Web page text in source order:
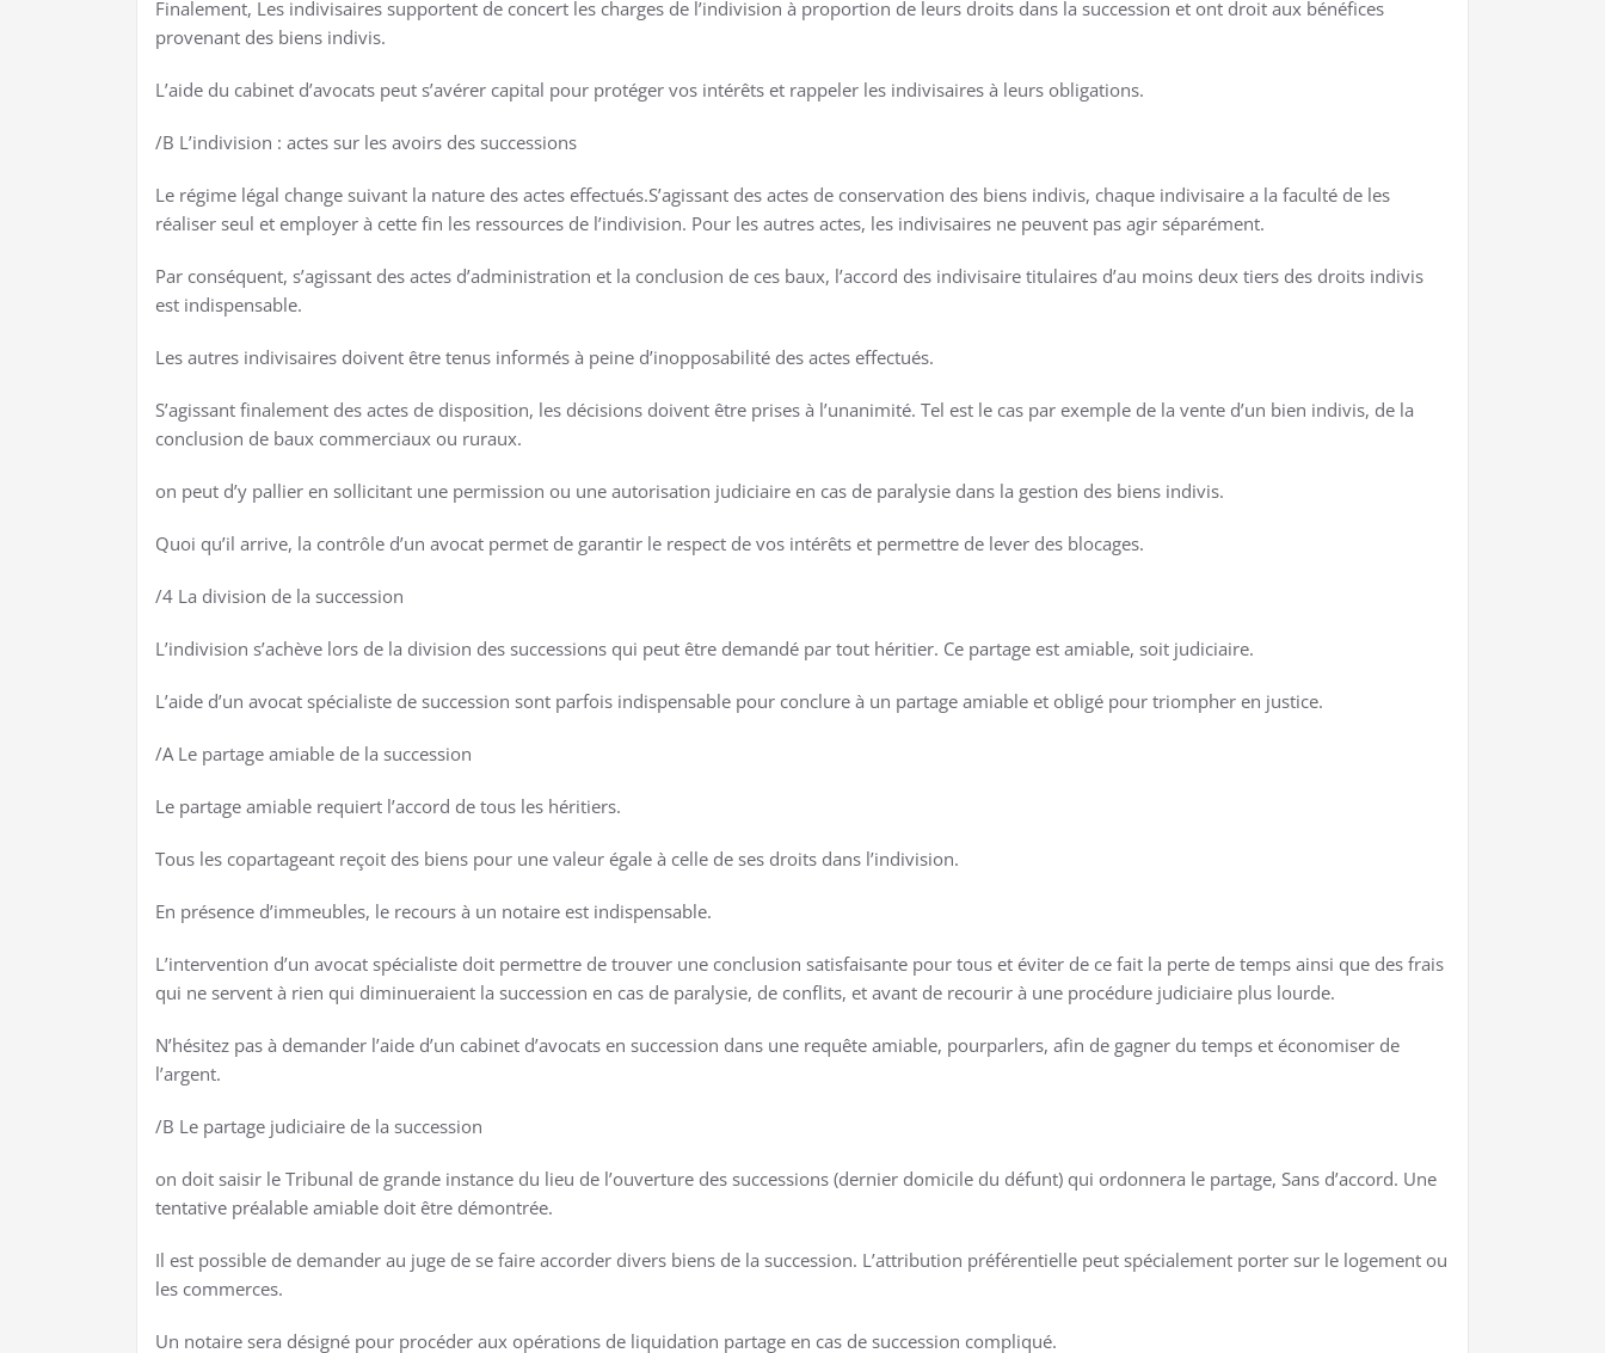
Finalement, Les indivisaires supportent de concert les charges de l’indivision à proportion de leurs droits dans la succession et ont droit aux bénéfices
provenant des biens indivis.
L’aide du cabinet d’avocats peut s’avérer capital pour protéger vos intérêts et rappeler les indivisaires à leurs obligations.
/B L’indivision : actes sur les avoirs des successions
Le régime légal change suivant la nature des actes effectués.S’agissant des actes de conservation des biens indivis, chaque indivisaire a la faculté de les
réaliser seul et employer à cette fin les ressources de l’indivision. Pour les autres actes, les indivisaires ne peuvent pas agir séparément.
Par conséquent, s’agissant des actes d’administration et la conclusion de ces baux, l’accord des indivisaire titulaires d’au moins deux tiers des droits indivis
est indispensable.
Les autres indivisaires doivent être tenus informés à peine d’inopposabilité des actes effectués.
S’agissant finalement des actes de disposition, les décisions doivent être prises à l’unanimité. Tel est le cas par exemple de la vente d’un bien indivis, de la
conclusion de baux commerciaux ou ruraux.
on peut d’y pallier en sollicitant une permission ou une autorisation judiciaire en cas de paralysie dans la gestion des biens indivis.
Quoi qu’il arrive, la contrôle d’un avocat permet de garantir le respect de vos intérêts et permettre de lever des blocages.
/4 La division de la succession
L’indivision s’achève lors de la division des successions qui peut être demandé par tout héritier. Ce partage est amiable, soit judiciaire.
L’aide d’un avocat spécialiste de succession sont parfois indispensable pour conclure à un partage amiable et obligé pour triompher en justice.
/A Le partage amiable de la succession
Le partage amiable requiert l’accord de tous les héritiers.
Tous les copartageant reçoit des biens pour une valeur égale à celle de ses droits dans l’indivision.
En présence d’immeubles, le recours à un notaire est indispensable.
L’intervention d’un avocat spécialiste doit permettre de trouver une conclusion satisfaisante pour tous et éviter de ce fait la perte de temps ainsi que des frais
qui ne servent à rien qui diminueraient la succession en cas de paralysie, de conflits, et avant de recourir à une procédure judiciaire plus lourde.
N’hésitez pas à demander l’aide d’un cabinet d’avocats en succession dans une requête amiable, pourparlers, afin de gagner du temps et économiser de
l’argent.
/B Le partage judiciaire de la succession
on doit saisir le Tribunal de grande instance du lieu de l’ouverture des successions (dernier domicile du défunt) qui ordonnera le partage, Sans d’accord. Une
tentative préalable amiable doit être démontrée.
Il est possible de demander au juge de se faire accorder divers biens de la succession. L’attribution préférentielle peut spécialement porter sur le logement ou
les commerces.
Un notaire sera désigné pour procéder aux opérations de liquidation partage en cas de succession compliqué.